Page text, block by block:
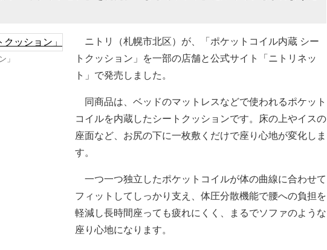
」
ニトリ（札幌市北区）が、「ポケットコイル内蔵 シー
トクッション」を一部の店舗と公式サイト「ニトリネッ
ト」で発売しました。
同商品は、ベッドのマットレスなどで使われるポケット
コイルを内蔵したシートクッションです。床の上やイスの
座面など、お尻の下に一枚敷くだけで座り心地が変化しま
す。
一つ一つ独立したポケットコイルが体の曲線に合わせて
フィットしてしっかり支え、体圧分散機能で腰への負担を
軽減し長時間座っても疲れにくく、まるでソファのような
座り心地になります。